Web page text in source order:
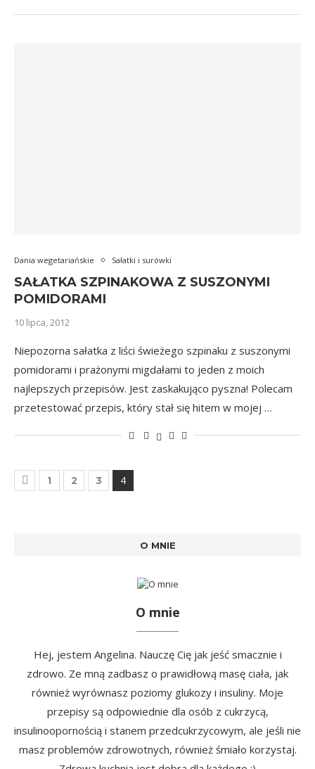
Dania wegetariańskie Sałatki i surówki
SAŁATKA SZPINAKOWA Z SUSZONYMI
POMIDORAMI
10 lipca, 2012
Niepozorna sałatka z liści świeżego szpinaku z suszonymi
pomidorami i prażonymi migdałami to jeden z moich
najlepszych przepisów. Jest zaskakująco pyszna! Polecam
przetestować przepis, który stał się hitem w mojej …
1 2 3 4
O MNIE
O mnie
Hej, jestem Angelina. Nauczę Cię jak jeść smacznie i
zdrowo. Ze mną zadbasz o prawidłową masę ciała, jak
również wyrównasz poziomy glukozy i insuliny. Moje
przepisy są odpowiednie dla osób z cukrzycą,
insulinoopornością i stanem przedcukrzycowym, ale jeśli nie
masz problemów zdrowotnych, również śmiało korzystaj.